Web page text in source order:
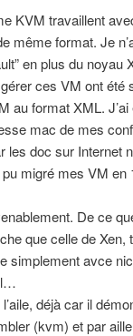
KVM travaillent
même format. Je
en plus du noyau
ces VM ont été
au format XML.
mac de mes
les doc sur Internet
migré mes VM en
De ce
que celle de Xen,
avce
déjà car il
(kvm) et par